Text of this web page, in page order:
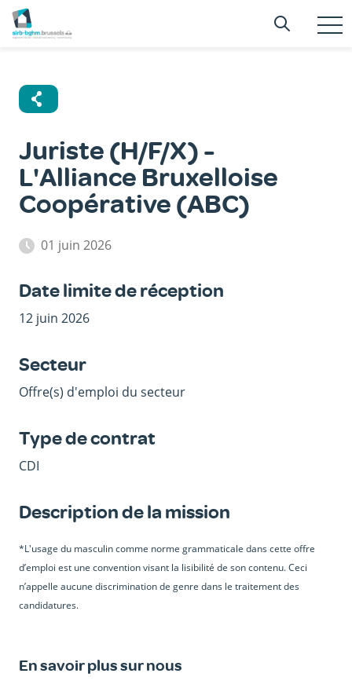
Aller
au
Juriste (H/F/X) -
L'Alliance Bruxelloise
Coopérative (ABC)
01 juin 2026
Date limite de réception
12 juin 2026
Secteur
Offre(s) d'emploi du secteur
Type de contrat
CDI
Description de la mission
*L'usage du masculin comme norme grammaticale dans cette offre
d’emploi est une convention visant la lisibilité de son contenu. Ceci
n’appelle aucune discrimination de genre dans le traitement des
candidatures.
En savoir plus sur nous